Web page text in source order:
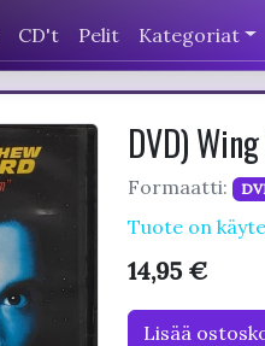
CD't Pelit Kategoriat
DVD)
Formaatti:
Tuote on
14,95 €
Lisää